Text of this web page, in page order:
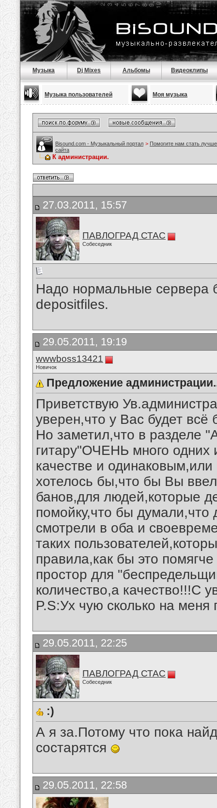
Музыка Dj Mixes Альбомы Видеоклипы
Музыка пользователей Моя музыка
Bisound.com - Музыкальный портал > Помогите нам стать
сайта
К администрации.
27.03.2011, 15:57
ПАВЛОГРАД СТАС
Собеседник
Надо нормальные сервера
depositfiles.
29.05.2011, 19:19
wwwboss13421
Новичок
Предложение
Приветствую
уверен,что у Вас будет
Но заметил,что в разделе
гитару"ОЧЕНЬ много
качестве и
хотелось бы,что бы Вы
банов,для людей,которые
помойку,что бы
смотрели в оба и
таких
правила,как бы это
простор для
количество,а качество!!!C
P.S:Ух чую сколько на меня
29.05.2011, 22:25
ПАВЛОГРАД СТАС
Собеседник
:)
А я за.Потому что пока
состарятся
29.05.2011, 22:58